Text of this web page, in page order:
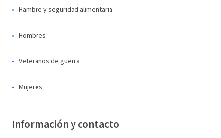
Hambre y seguridad alimentaria
Hombres
Veteranos de guerra
Mujeres
Información y contacto